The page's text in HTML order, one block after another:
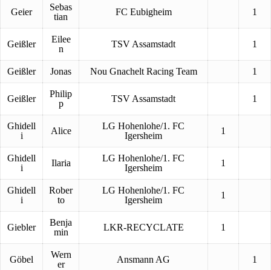
Geier
Sebas
tian
FC Eubigheim 1
Geißler
Eilee
n
TSV Assamstadt 1
Geißler Jonas Nou Gnachelt Racing Team 1
Geißler
Philip
p
TSV Assamstadt 1
Ghidell
i
Alice
LG Hohenlohe/1. FC
Igersheim
1
Ghidell
i
Ilaria
LG Hohenlohe/1. FC
Igersheim
1
Ghidell
i
Rober
to
LG Hohenlohe/1. FC
Igersheim
1
Giebler
Benja
min
LKR-RECYCLATE 1
Göbel
Wern
er
Ansmann AG 1